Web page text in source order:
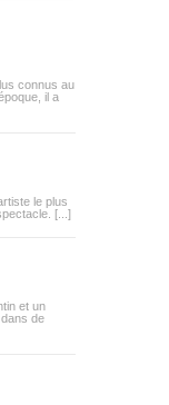
connus au
il a
le plus
[...]
et un
de